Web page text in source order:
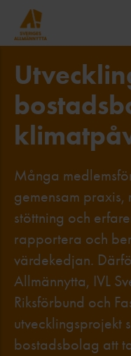
Många
gemensam praxis,
stöttning och
rapportera och
värdekedjan.
Allmännytta, IVL
Riksförbund och
utvecklingsprojekt
bostadsbolag att